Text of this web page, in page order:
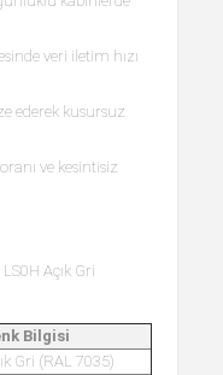
veri iletim hızı
ederek kusursuz
ve kesintisiz
Açık Gri
Bilgisi
Gri (RAL 7035)